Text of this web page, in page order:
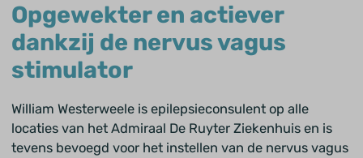
Opgewekter en actiever
dankzij de nervus vagus
stimulator
William Westerweele is epilepsieconsulent op alle
locaties van het Admiraal De Ruyter Ziekenhuis en is
tevens bevoegd voor het instellen van de nervus vagus